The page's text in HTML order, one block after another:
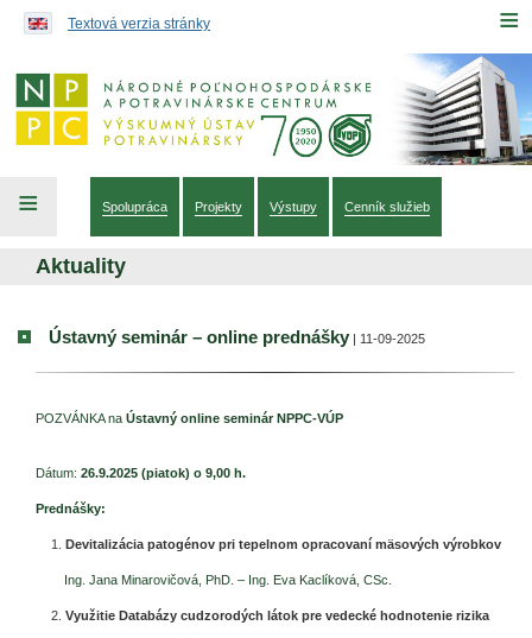
≡
Textová verzia stránky
≡ Spolupráca Projekty Výstupy Cenník služieb
Aktuality
Ústavný seminár – online prednášky | 11-09-2025
POZVÁNKA na Ústavný online seminár NPPC-VÚP
Dátum: 26.9.2025 (piatok) o 9,00 h.
Prednášky:
Devitalizácia patogénov pri tepelnom opracovaní mäsových výrobkov
Ing. Jana Minarovičová, PhD. – Ing. Eva Kaclíková, CSc.
Využitie Databázy cudzorodých látok pre vedecké hodnotenie rizika